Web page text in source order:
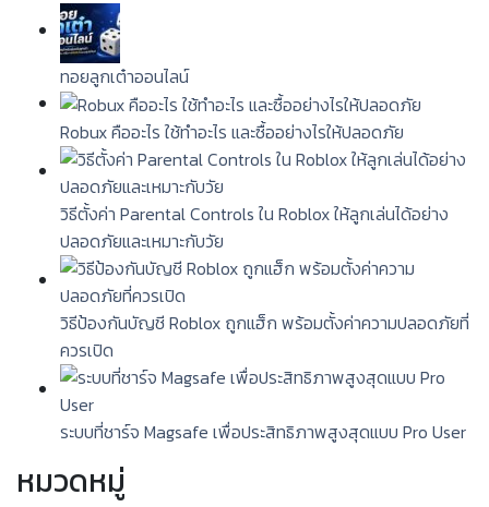
ทอยลูกเต๋าออนไลน์
Robux คืออะไร ใช้ทำอะไร และซื้ออย่างไรให้ปลอดภัย
วิธีตั้งค่า Parental Controls ใน Roblox ให้ลูกเล่นได้อย่าง
ปลอดภัยและเหมาะกับวัย
วิธีป้องกันบัญชี Roblox ถูกแฮ็ก พร้อมตั้งค่าความปลอดภัยที่
ควรเปิด
ระบบที่ชาร์จ Magsafe เพื่อประสิทธิภาพสูงสุดแบบ Pro User
หมวดหมู่